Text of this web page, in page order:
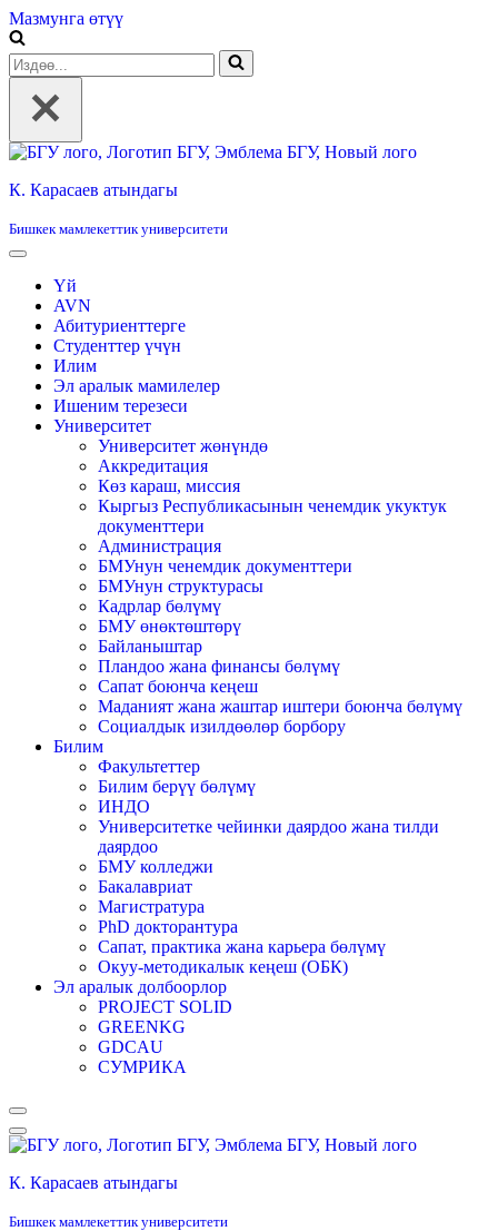
Мазмунга өтүү
Издөө...
К. Карасаев атындагы
Бишкек мамлекеттик университети
Үй
AVN
Абитуриенттерге
Студенттер үчүн
Илим
Эл аралык мамилелер
Ишеним терезеси
Университет
Университет жөнүндө
Аккредитация
Көз караш, миссия
Кыргыз Республикасынын ченемдик укуктук
документтери
Администрация
БМУнун ченемдик документтери
БМУнун структурасы
Кадрлар бөлүмү
БМУ өнөктөштөрү
Байланыштар
Пландоо жана финансы бөлүмү
Сапат боюнча кеңеш
Маданият жана жаштар иштери боюнча бөлүмү
Социалдык изилдөөлөр борбору
Билим
Факультеттер
Билим берүү бөлүмү
ИНДО
Университетке чейинки даярдоо жана тилди
даярдоо
БМУ колледжи
Бакалавриат
Магистратура
PhD докторантура
Сапат, практика жана карьера бөлүмү
Окуу-методикалык кеңеш (ОБК)
Эл аралык долбоорлор
PROJECT SOLID
GREENKG
GDCAU
СУМРИКА
Навигация
менюсу
К. Карасаев атындагы
Бишкек мамлекеттик университети